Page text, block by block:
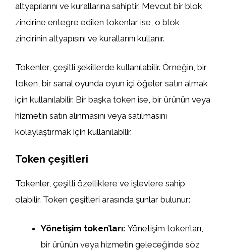
altyapılarını ve kurallarına sahiptir. Mevcut bir blok
zincirine entegre edilen tokenlar ise, o blok
zincirinin altyapısını ve kurallarını kullanır.
Tokenler, çeşitli şekillerde kullanılabilir. Örneğin, bir
token, bir sanal oyunda oyun içi öğeler satın almak
için kullanılabilir. Bir başka token ise, bir ürünün veya
hizmetin satın alınmasını veya satılmasını
kolaylaştırmak için kullanılabilir.
Token çeşitleri
Tokenler, çeşitli özelliklere ve işlevlere sahip
olabilir. Token çeşitleri arasında şunlar bulunur:
Yönetişim token’ları: Yönetişim token’ları,
bir ürünün veya hizmetin geleceğinde söz